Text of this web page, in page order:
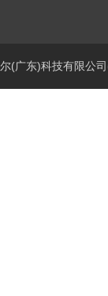
(广东)科技有限公